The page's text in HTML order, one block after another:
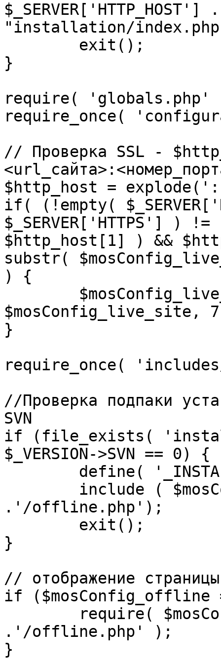
"installation/
}
require(
require_once(
// Проверка SSL -
$http_host = explode(':',
if( (!empty(
$_SERVER['HTTPS']
$http_host[1] ) &&
substr(
) {
$mosConfig_live_site,
}
require_once(
//Проверка подпаки
SVN
if (file_exists(
$_VERSION->SVN == 0) {
.'/offline.php');
}
// отображение
if ($mosConfig_offline
.'/offline.php' );
}